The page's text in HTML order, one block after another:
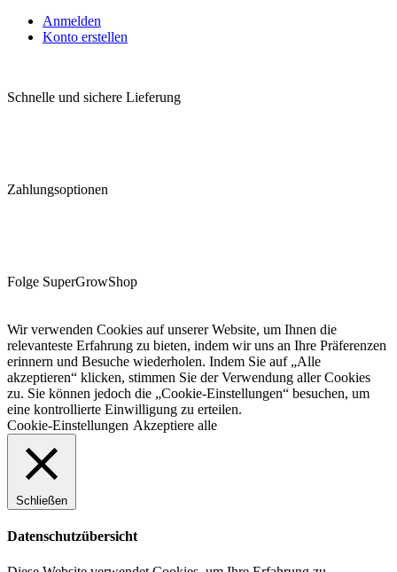
Anmelden
Konto erstellen
Schnelle und sichere Lieferung
Zahlungsoptionen
Folge SuperGrowShop
Wir verwenden Cookies auf unserer Website, um Ihnen die
relevanteste Erfahrung zu bieten, indem wir uns an Ihre Präferenzen
erinnern und Besuche wiederholen. Indem Sie auf „Alle
akzeptieren“ klicken, stimmen Sie der Verwendung aller Cookies
zu. Sie können jedoch die „Cookie-Einstellungen“ besuchen, um
eine kontrollierte Einwilligung zu erteilen.
Cookie-Einstellungen Akzeptiere alle
Schließen
Datenschutzübersicht